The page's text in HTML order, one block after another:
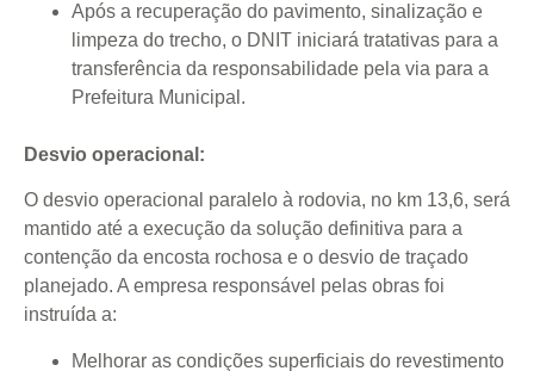
Após a recuperação do pavimento, sinalização e
limpeza do trecho, o DNIT iniciará tratativas para a
transferência da responsabilidade pela via para a
Prefeitura Municipal.
Desvio operacional:
O desvio operacional paralelo à rodovia, no km 13,6, será
mantido até a execução da solução definitiva para a
contenção da encosta rochosa e o desvio de traçado
planejado. A empresa responsável pelas obras foi
instruída a:
Melhorar as condições superficiais do revestimento